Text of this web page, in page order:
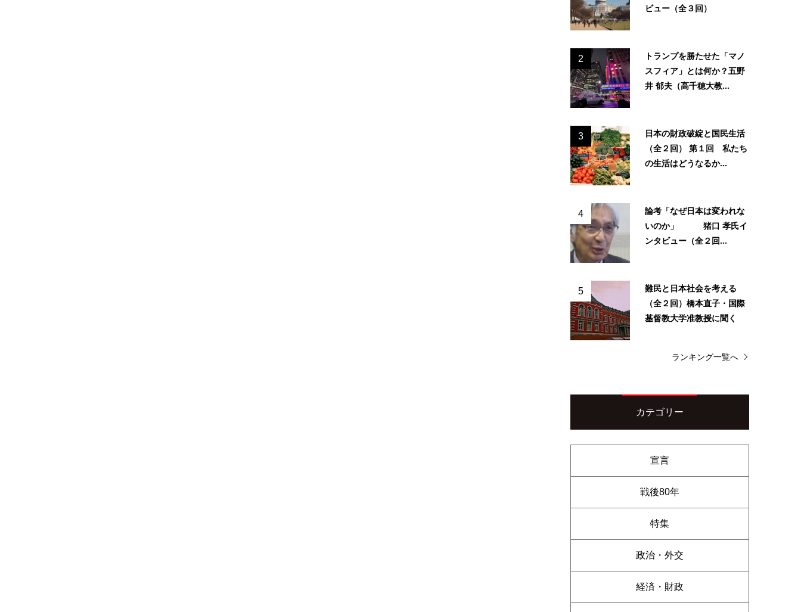
ビュー（全３回）
2
トランプを勝たせた「マノ
スフィア」とは何か？五野
井 郁夫（高千穂大教...
3
日本の財政破綻と国民生活
（全２回） 第１回 私たち
の生活はどうなるか...
4
論考「なぜ日本は変われな
いのか」 猪口 孝氏イ
ンタビュー（全２回...
5
難民と日本社会を考える
（全２回）橋本直子・国際
基督教大学准教授に聞く
ランキング一覧へ
カテゴリー
宣言
戦後80年
特集
政治・外交
経済・財政